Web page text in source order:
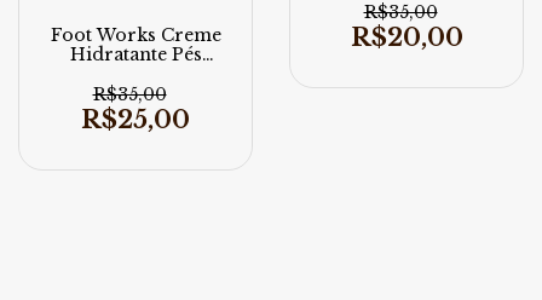
Foot Works Creme
Hidratante Pés
R$35,00
R$25,00
R$35,00
R$20,00